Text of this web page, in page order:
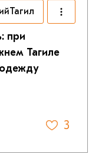
при
Тагиле
3